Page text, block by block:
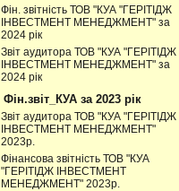
Фін. звітність ТОВ "КУА "ГЕРІТІДЖ
ІНВЕСТМЕНТ МЕНЕДЖМЕНТ" за
2024 рік
Звіт аудитора ТОВ "КУА "ГЕРІТІДЖ
ІНВЕСТМЕНТ МЕНЕДЖМЕНТ" за
2024 рік
Фін.звіт_КУА за 2023 рік
Звіт аудитора ТОВ "КУА "ГЕРІТІДЖ
ІНВЕСТМЕНТ МЕНЕДЖМЕНТ"
2023р.
Фінансова звітність ТОВ "КУА
"ГЕРІТІДЖ ІНВЕСТМЕНТ
МЕНЕДЖМЕНТ" 2023р.